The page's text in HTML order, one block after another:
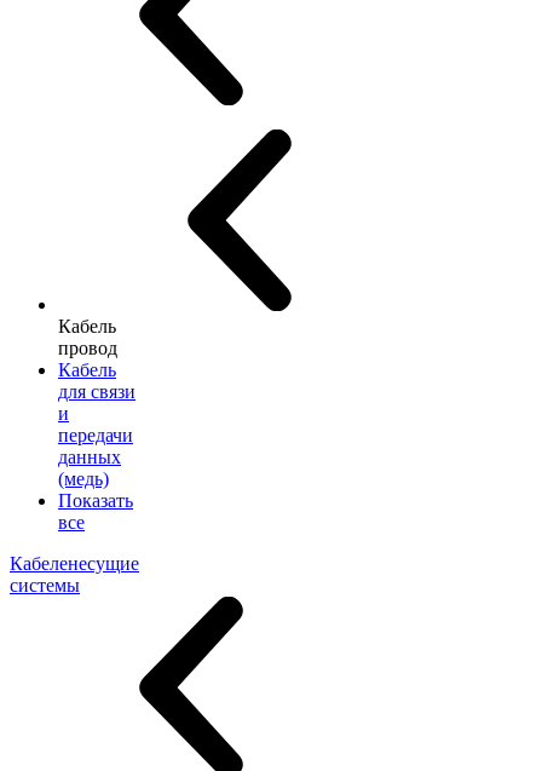
Кабель
провод
Кабель
для связи
и
передачи
данных
(медь)
Показать
все
Кабеленесущие
системы